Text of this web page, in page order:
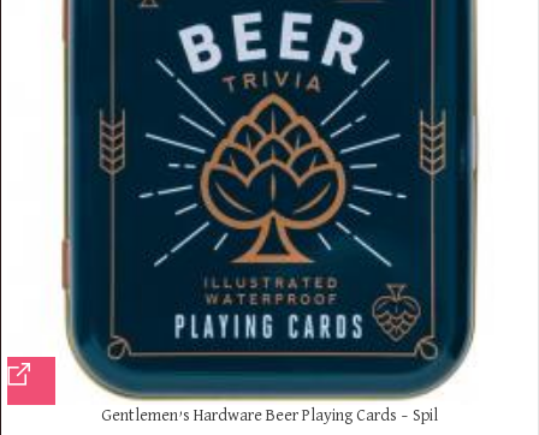
Gentlemen’s Hardware Beer Playing Cards – Spil